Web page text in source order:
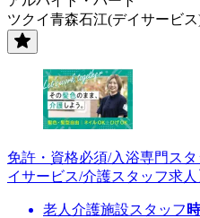
ツクイ青森石江(デイサービ
免許・資格必須/入浴専門ス
イサービス/介護スタッフ求人
老人介護施設スタッフ